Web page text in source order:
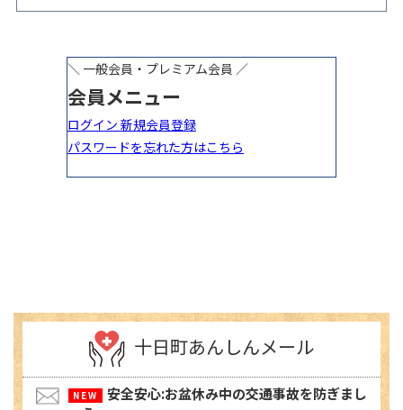
ベント開催
十日町あんしんメール
安全安心:お盆休み中の交通事故を防ぎまし